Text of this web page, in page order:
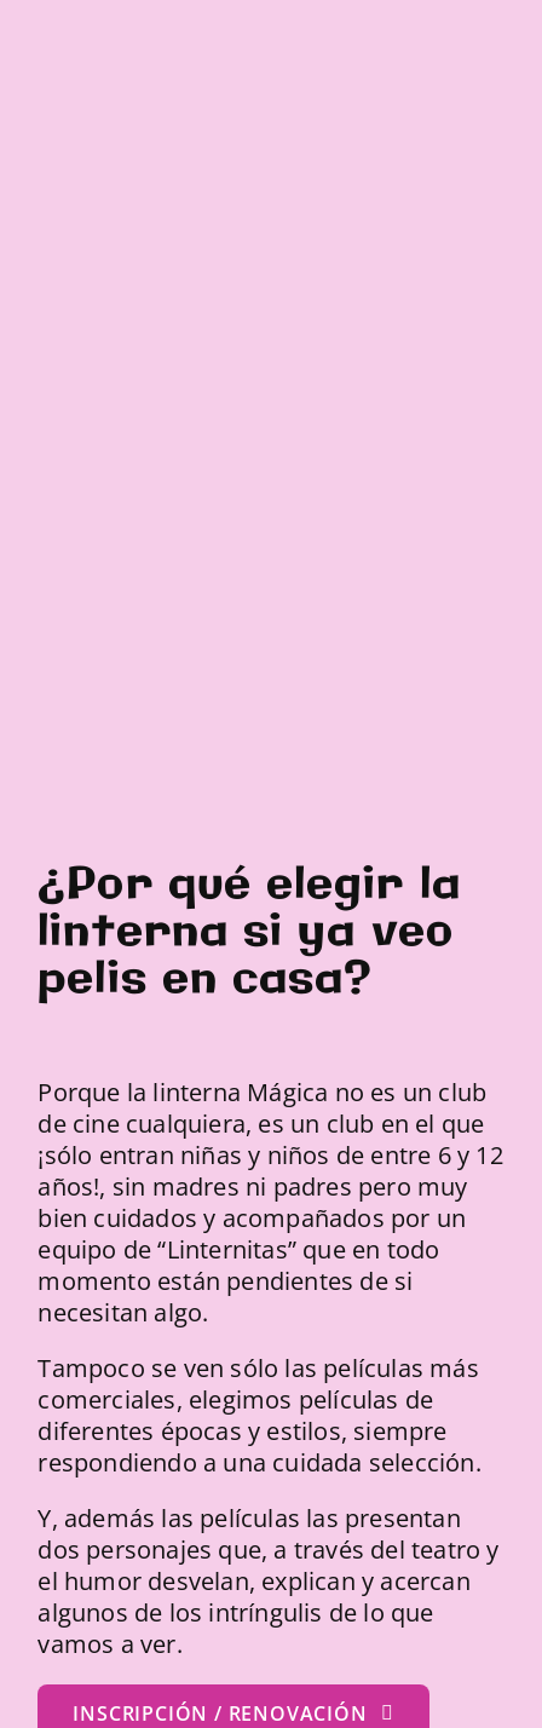
¿Por qué elegir la
linterna si ya veo
pelis en casa?
Porque la linterna Mágica no es un club
de cine cualquiera, es un club en el que
¡sólo entran niñas y niños de entre 6 y 12
años!, sin madres ni padres pero muy
bien cuidados y acompañados por un
equipo de “Linternitas” que en todo
momento están pendientes de si
necesitan algo.
Tampoco se ven sólo las películas más
comerciales, elegimos películas de
diferentes épocas y estilos, siempre
respondiendo a una cuidada selección.
Y, además las películas las presentan
dos personajes que, a través del teatro y
el humor desvelan, explican y acercan
algunos de los intríngulis de lo que
vamos a ver.
INSCRIPCIÓN / RENOVACIÓN